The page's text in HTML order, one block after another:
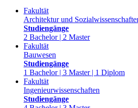
Fakultät
Architektur und
Studiengänge
2 Bachelor | 2 Master
Fakultät
Bauwesen
Studiengänge
1 Bachelor | 3 Master | 1 Diplom
Fakultät
Ingenieurwissenschaften
Studiengänge